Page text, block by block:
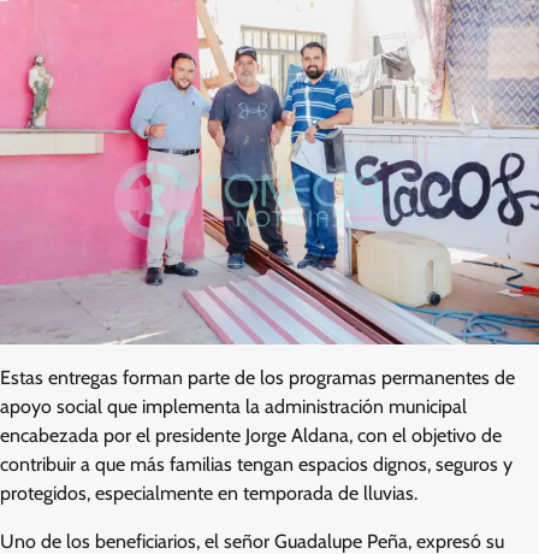
Estas entregas forman parte de los programas permanentes de
apoyo social que implementa la administración municipal
encabezada por el presidente Jorge Aldana, con el objetivo de
contribuir a que más familias tengan espacios dignos, seguros y
protegidos, especialmente en temporada de lluvias.
Uno de los beneficiarios, el señor Guadalupe Peña, expresó su